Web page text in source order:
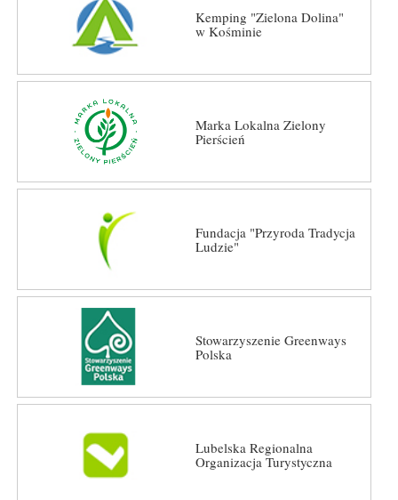
Kemping "Zielona Dolina"
w Kośminie
Marka Lokalna Zielony
Pierścień
Fundacja "Przyroda Tradycja
Ludzie"
Stowarzyszenie Greenways
Polska
Lubelska Regionalna
Organizacja Turystyczna